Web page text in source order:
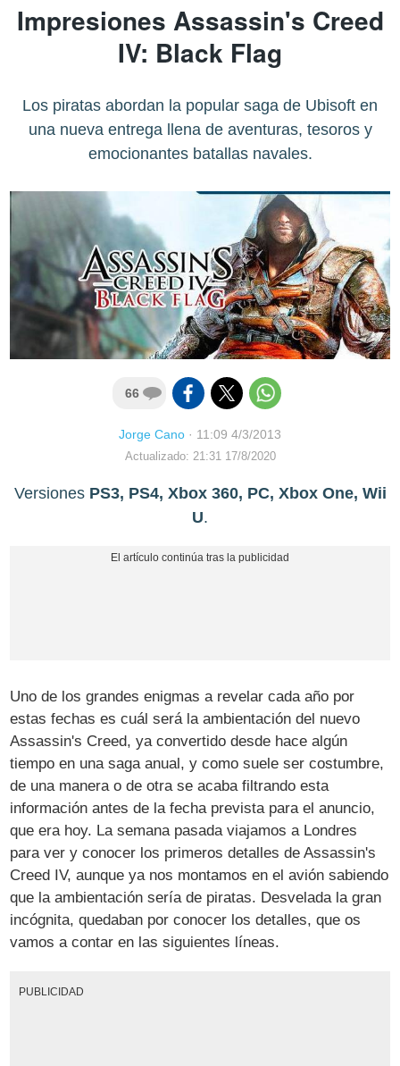
Impresiones Assassin's Creed
IV: Black Flag
Los piratas abordan la popular saga de Ubisoft en
una nueva entrega llena de aventuras, tesoros y
emocionantes batallas navales.
66
Jorge Cano · 11:09 4/3/2013
Actualizado: 21:31 17/8/2020
Versiones PS3, PS4, Xbox 360, PC, Xbox One, Wii
U.
Uno de los grandes enigmas a revelar cada año por
estas fechas es cuál será la ambientación del nuevo
Assassin's Creed, ya convertido desde hace algún
tiempo en una saga anual, y como suele ser costumbre,
de una manera o de otra se acaba filtrando esta
información antes de la fecha prevista para el anuncio,
que era hoy. La semana pasada viajamos a Londres
para ver y conocer los primeros detalles de Assassin's
Creed IV, aunque ya nos montamos en el avión sabiendo
que la ambientación sería de piratas. Desvelada la gran
incógnita, quedaban por conocer los detalles, que os
vamos a contar en las siguientes líneas.
PUBLICIDAD